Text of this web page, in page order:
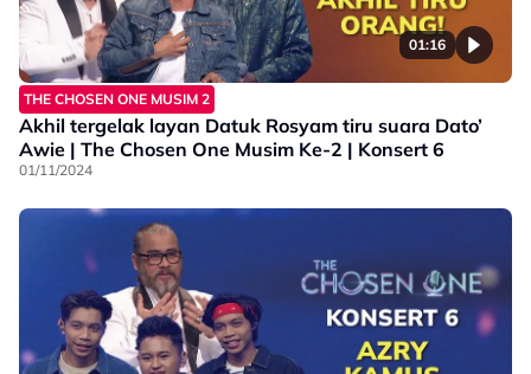
01:16
THE CHOSEN ONE MUSIM 2
Akhil tergelak layan Datuk Rosyam tiru suara Dato’
Awie | The Chosen One Musim Ke-2 | Konsert 6
01/11/2024